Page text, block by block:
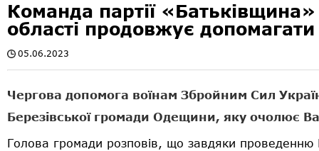
Команда партії «Батьківщина»
області продовжує
05.06.2023
Чергова допомога воїнам Збройним Сил
Березівської громади Одещини, яку очолює
Голова громади розповів, що завдяки проведенню